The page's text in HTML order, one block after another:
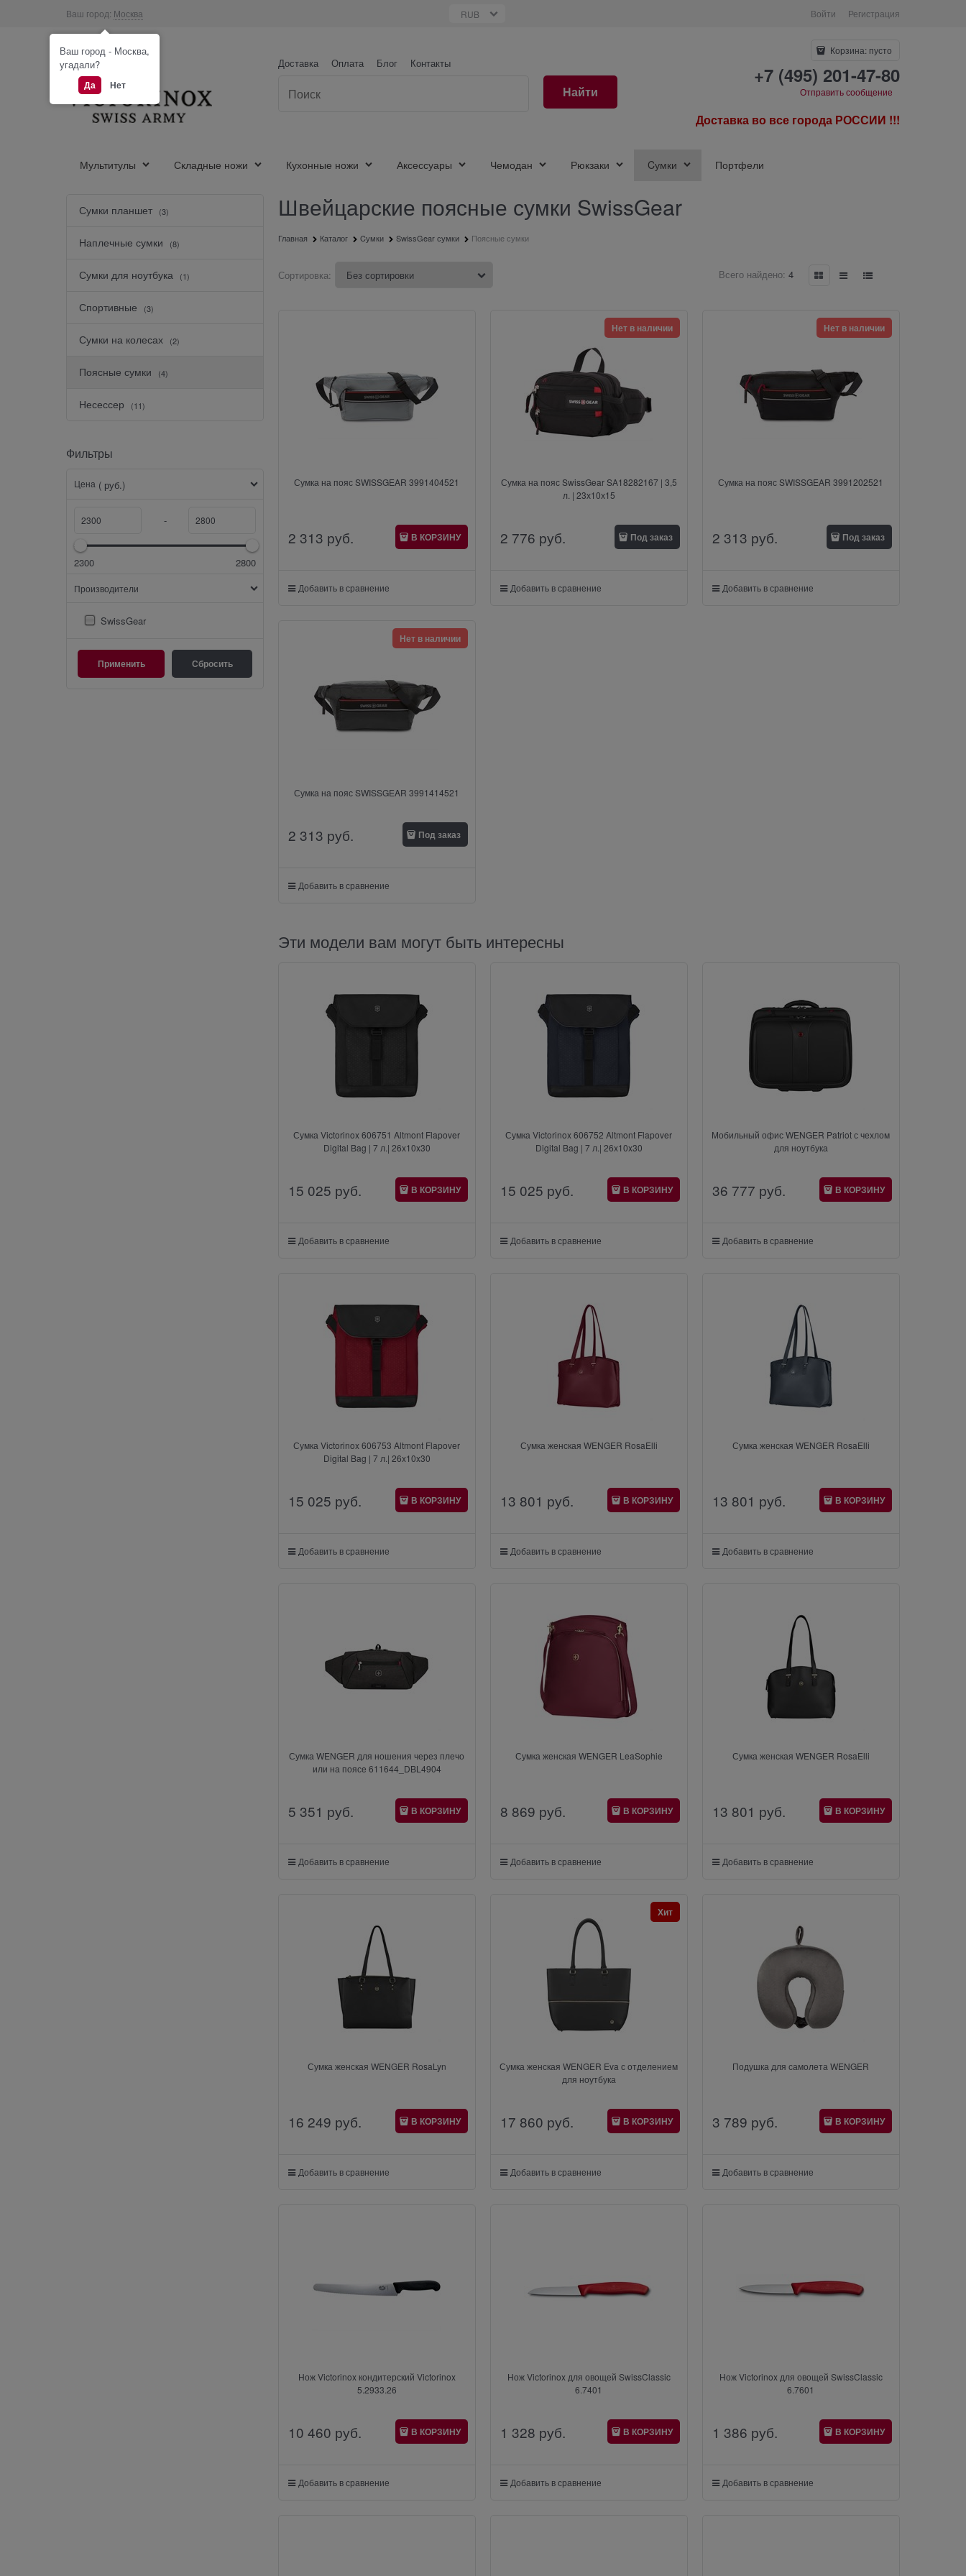
Ваш город: Москва Войти Регистрация
Доставка Оплата Блог Контакты
Найти
Корзина: пусто
+7 (495) 201-47-80
Отправить сообщение
Доставка во все города РОССИИ !!!
Мультитулы Складные ножи Кухонные ножи Аксессуары Чемодан Рюкзаки Cумки Портфели
Сумки планшет (3)
Наплечные сумки (8)
Сумки для ноутбука (1)
Спортивные (3)
Сумки на колесах (2)
Поясные сумки (4)
Несессер (11)
Фильтры
Цена ( руб.)
-
2300 2800
Производители
SwissGear
Найдено товаров: Швейцарские поясные сумки SwissGear
Главная Каталог Cумки SwissGear сумки Поясные сумки
Сортировка: Всего найдено: 4
Сумка на пояс SWISSGEAR 3991404521
2 313 руб. В КОРЗИНУ
Добавить в сравнение
Сумка на пояс SwissGear SA18282167 | 3,5
л. | 23х10х15
Нет в наличии
2 776 руб. Под заказ
Добавить в сравнение
Сумка на пояс SWISSGEAR 3991202521
Нет в наличии
2 313 руб. Под заказ
Добавить в сравнение
Сумка на пояс SWISSGEAR 3991414521
Нет в наличии
2 313 руб. Под заказ
Добавить в сравнение
Эти модели вам могут быть интересны
Сумка Victorinox 606751 Altmont Flapover
Digital Bag | 7 л.| 26x10x30
15 025 руб. В КОРЗИНУ
Добавить в сравнение
Сумка Victorinox 606752 Altmont Flapover
Digital Bag | 7 л.| 26x10x30
15 025 руб. В КОРЗИНУ
Добавить в сравнение
Мобильный офис WENGER Patriot с чехлом
для ноутбука
36 777 руб. В КОРЗИНУ
Добавить в сравнение
Сумка Victorinox 606753 Altmont Flapover
Digital Bag | 7 л.| 26x10x30
15 025 руб. В КОРЗИНУ
Добавить в сравнение
Сумка женская WENGER RosaElli
13 801 руб. В КОРЗИНУ
Добавить в сравнение
Сумка женская WENGER RosaElli
13 801 руб. В КОРЗИНУ
Добавить в сравнение
Сумка WENGER для ношения через плечо
или на поясе 611644_DBL4904
5 351 руб. В КОРЗИНУ
Добавить в сравнение
Сумка женская WENGER LeaSophie
8 869 руб. В КОРЗИНУ
Добавить в сравнение
Сумка женская WENGER RosaElli
13 801 руб. В КОРЗИНУ
Добавить в сравнение
Сумка женская WENGER RosaLyn
16 249 руб. В КОРЗИНУ
Добавить в сравнение
Сумка женская WENGER Eva с отделением
для ноутбука
Хит
17 860 руб. В КОРЗИНУ
Добавить в сравнение
Подушка для самолета WENGER
3 789 руб. В КОРЗИНУ
Добавить в сравнение
Нож Victorinox кондитерский Victorinox
5.2933.26
10 460 руб. В КОРЗИНУ
Добавить в сравнение
Нож Victorinox для овощей SwissClassic
6.7401
1 328 руб. В КОРЗИНУ
Добавить в сравнение
Нож Victorinox для овощей SwissClassic
6.7601
1 386 руб. В КОРЗИНУ
Добавить в сравнение
Ваш город - Москва,
угадали?
Да Нет